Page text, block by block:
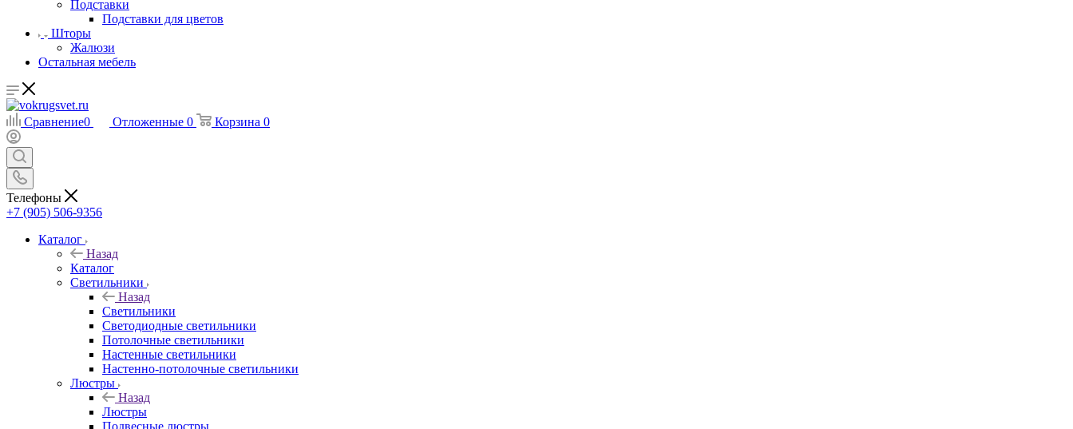
Подставки
Подставки для цветов
Шторы
Жалюзи
Остальная мебель
Сравнение0 Отложенные 0 Корзина 0
Телефоны
+7 (905) 506-9356
Каталог
Назад
Каталог
Светильники
Назад
Светильники
Светодиодные светильники
Потолочные светильники
Настенные светильники
Настенно-потолочные светильники
Люстры
Назад
Люстры
Подвесные люстры